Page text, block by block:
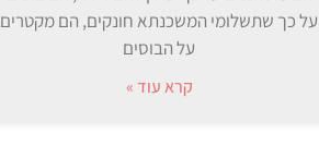
על כך שתשלומי המשכנתא חונקים, הם מקטרים
על הבוסים
קרא עוד »